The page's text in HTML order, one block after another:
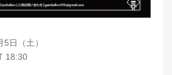
日（土）
18:30